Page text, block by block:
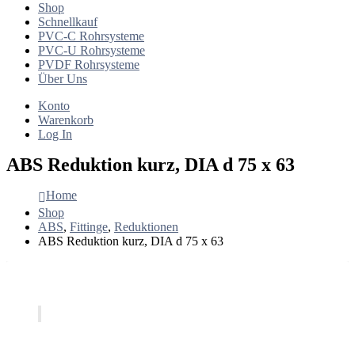
Shop
Schnellkauf
PVC-C Rohrsysteme
PVC-U Rohrsysteme
PVDF Rohrsysteme
Über Uns
Konto
Warenkorb
Log In
ABS Reduktion kurz, DIA d 75 x 63
Home
Shop
ABS, Fittinge, Reduktionen
ABS Reduktion kurz, DIA d 75 x 63